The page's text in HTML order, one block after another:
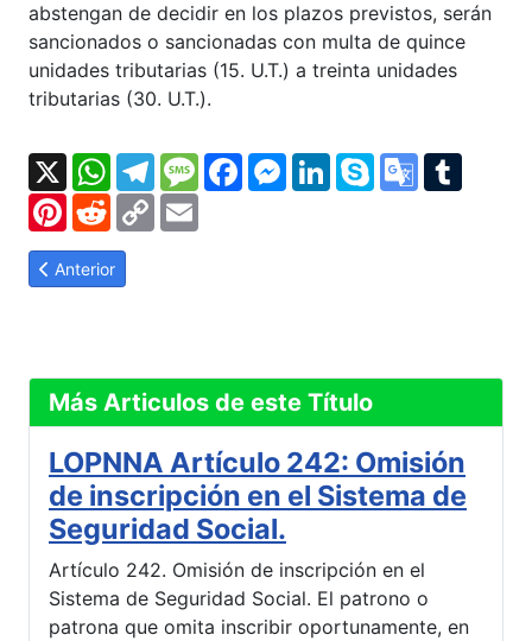
abstengan de decidir en los plazos previstos, serán
sancionados o sancionadas con multa de quince
unidades tributarias (15. U.T.) a treinta unidades
tributarias (30. U.T.).
X WhatsApp
TelegramMessageFacebook
Messenger
LinkedInSkypeGoogle
PinterestRedditCopy
Artículo anterior: LOPNNA Artículo 246-A: Recurso de hecho
Anterior
Más Articulos de este Título
LOPNNA Artículo 242: Omisión
de inscripción en el Sistema de
Seguridad Social.
Artículo 242. Omisión de inscripción en el
Sistema de Seguridad Social. El patrono o
patrona que omita inscribir oportunamente, en